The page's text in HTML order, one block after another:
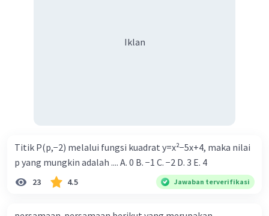
Iklan
Titik P(p,−2) melalui fungsi kuadrat y=x²−5x+4, maka nilai
p yang mungkin adalah .... A. 0 B. −1 C. −2 D. 3 E. 4
23 4.5 Jawaban terverifikasi